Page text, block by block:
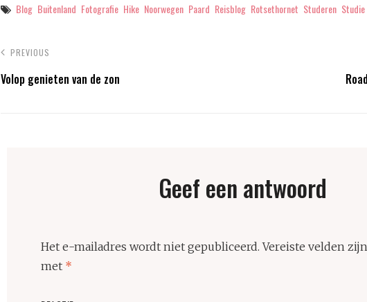
Tags
Blog Buitenland Fotografie Hike Noorwegen Paard Reisblog Rotsethornet Studeren Studie
PREVIOUS
Volop genieten van de zon
Geef een antwoord
Het e-mailadres wordt niet gepubliceerd. Vereiste velden
met *